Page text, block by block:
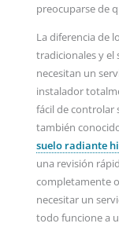
preocuparse de
La diferencia de
tradicionales y el
necesitan un
instalador
fácil de controlar
también
suelo radiante
una revisión
completamente
necesitar un
todo funcione a